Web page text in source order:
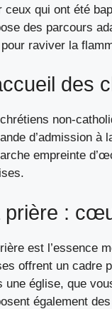
ceux qui ont été
des parcours
raviver la
des
non-
d’admission à
empreinte
prière :
est l’essence
offrent un cadre
une église, que
également